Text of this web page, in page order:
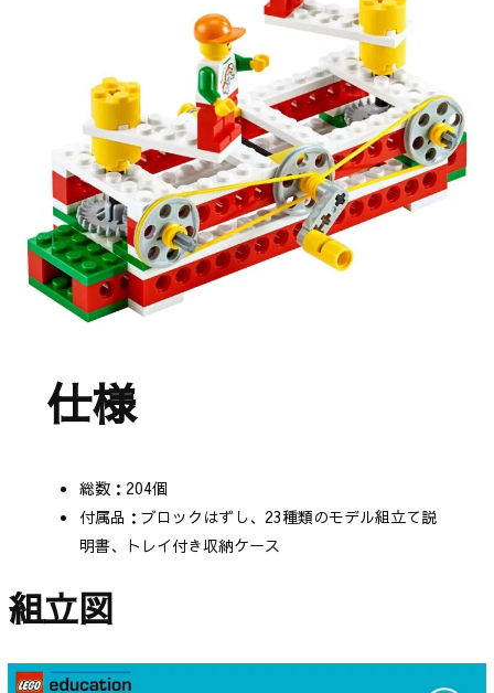
仕様
総数：204個
付属品：ブロックはずし、23種類のモデル組立て説
明書、トレイ付き収納ケース
組立図